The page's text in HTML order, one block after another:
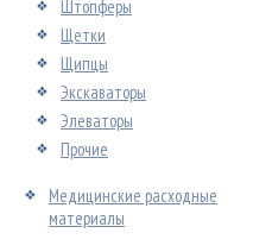
Штопферы
Щетки
Щипцы
Экскаваторы
Элеваторы
Прочие
Медицинские расходные
материалы